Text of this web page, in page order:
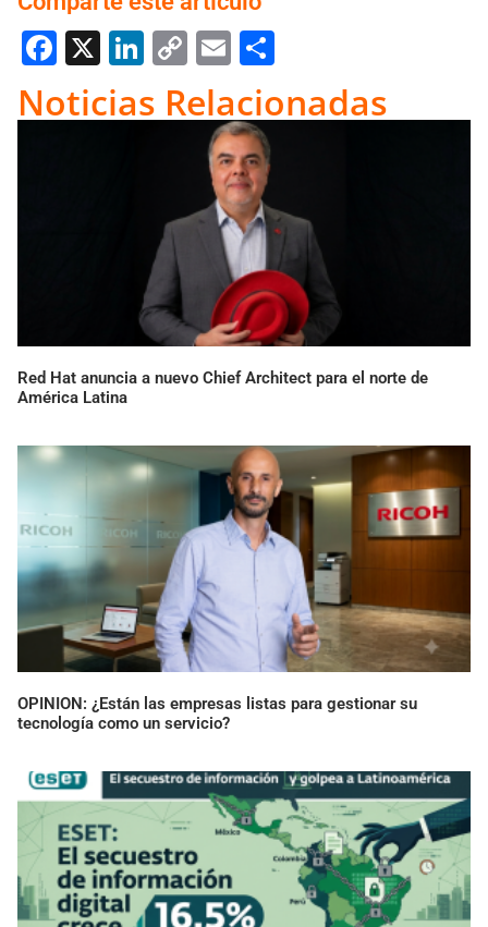
Facebook
X LinkedIn
Copy
Link
Email
Noticias Relacionadas
Red Hat anuncia a nuevo Chief Architect para el norte de
América Latina
OPINION: ¿Están las empresas listas para gestionar su
tecnología como un servicio?